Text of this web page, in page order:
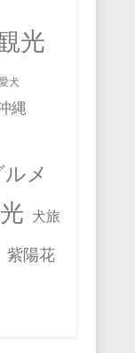
光
犬
縄
メ
犬旅
紫陽花